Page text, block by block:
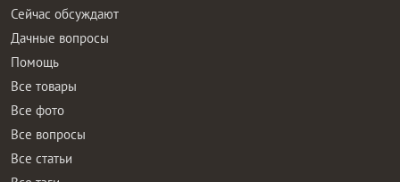
Сейчас обсуждают
Дачные вопросы
Помощь
Все товары
Все фото
Все вопросы
Все статьи